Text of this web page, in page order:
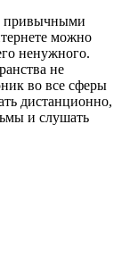
привычными
можно
ненужного.
не
во все сферы
дистанционно,
и слушать